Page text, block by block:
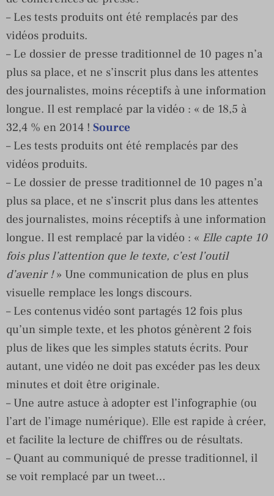
– Les tests produits ont été remplacés par des
vidéos produits.
– Le dossier de presse traditionnel de 10 pages n’a
plus sa place, et ne s’inscrit plus dans les attentes
des journalistes, moins réceptifs à une information
longue. Il est remplacé par la vidéo : « de 18,5 à
32,4 % en 2014 ! Source
– Les tests produits ont été remplacés par des
vidéos produits.
– Le dossier de presse traditionnel de 10 pages n’a
plus sa place, et ne s’inscrit plus dans les attentes
des journalistes, moins réceptifs à une information
longue. Il est remplacé par la vidéo : « Elle capte 10
fois plus l’attention que le texte, c’est l’outil
d’avenir !» Une communication de plus en plus
visuelle remplace les longs discours.
– Les contenus vidéo sont partagés 12 fois plus
qu’un simple texte, et les photos génèrent 2 fois
plus de likes que les simples statuts écrits. Pour
autant, une vidéo ne doit pas excéder pas les deux
minutes et doit être originale.
– Une autre astuce à adopter est l’infographie (ou
l’art de l’image numérique). Elle est rapide à créer,
et facilite la lecture de chiffres ou de résultats.
– Quant au communiqué de presse traditionnel, il
se voit remplacé par un tweet…